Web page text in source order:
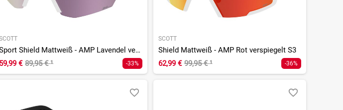
Sport Shield Mattweiß - AMP Lavendel verspiegelt S3
59,99 € 89,95 €¹ -33%
SCOTT
Shield Mattweiß - AMP Rot verspiegelt S3
62,99 € 99,95 €¹ -36%